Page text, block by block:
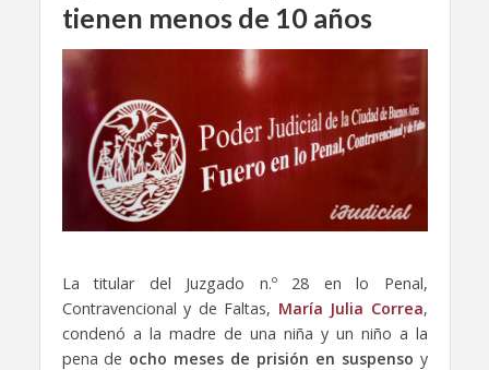
tienen menos de 10 años
La titular del Juzgado n.º 28 en lo Penal,
Contravencional y de Faltas, María Julia Correa,
condenó a la madre de una niña y un niño a la
pena de ocho meses de prisión en suspenso y